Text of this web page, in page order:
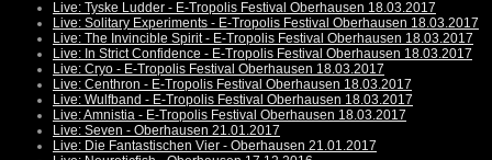
Live: Tyske Ludder - E-Tropolis Festival Oberhausen 18.03.2017
Live: Solitary Experiments - E-Tropolis Festival Oberhausen 18.03.2017
Live: The Invincible Spirit - E-Tropolis Festival Oberhausen 18.03.2017
Live: In Strict Confidence - E-Tropolis Festival Oberhausen 18.03.2017
Live: Cryo - E-Tropolis Festival Oberhausen 18.03.2017
Live: Centhron - E-Tropolis Festival Oberhausen 18.03.2017
Live: Wulfband - E-Tropolis Festival Oberhausen 18.03.2017
Live: Amnistia - E-Tropolis Festival Oberhausen 18.03.2017
Live: Seven - Oberhausen 21.01.2017
Live: Die Fantastischen Vier - Oberhausen 21.01.2017